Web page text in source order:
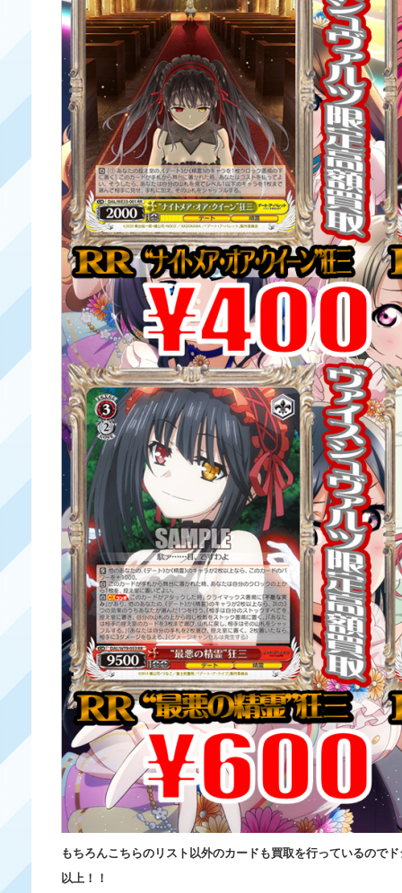
もちろんこちらのリスト以外のカードも買取を行っているので
以上！！